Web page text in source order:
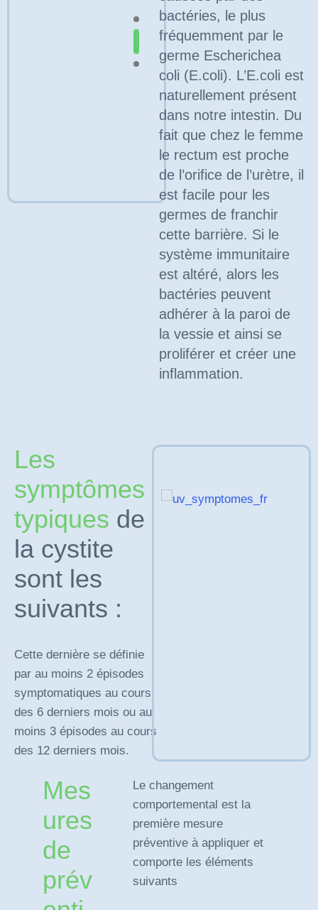
2
3
bactéries, le plus
fréquemment par le
germe Escherichea
coli (E.coli). L’E.coli est
naturellement présent
dans notre intestin. Du
fait que chez le femme
le rectum est proche
de l’orifice de l’urètre, il
est facile pour les
germes de franchir
cette barrière. Si le
système immunitaire
est altéré, alors les
bactéries peuvent
adhérer à la paroi de
la vessie et ainsi se
proliférer et créer une
inflammation.
Les
symptômes
typiques de
la cystite
sont les
suivants :
Cette dernière se définie
par au moins 2 épisodes
symptomatiques au cours
des 6 derniers mois ou au
moins 3 épisodes au cours
des 12 derniers mois.
Mes
ures
de
prév
Le changement
comportemental est la
première mesure
préventive à appliquer et
comporte les éléments
suivants